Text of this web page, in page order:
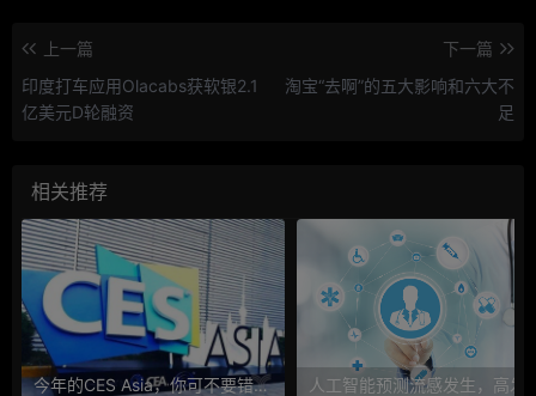
上一篇
印度打车应用Olacabs获软银2.1
亿美元D轮融资
下一篇
淘宝“去啊”的五大影响和六大不
足
相关推荐
今年的CES Asia，你可不要错过这些自动驾驶看点